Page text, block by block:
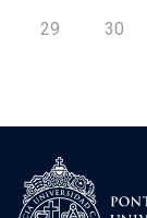
29 30